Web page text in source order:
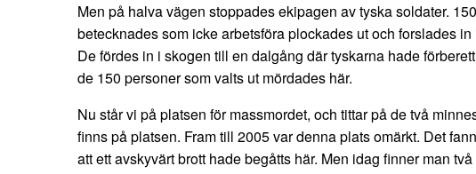
Men på halva vägen stoppades ekipagen av tyska soldater.
betecknades som icke arbetsföra plockades ut och forslades
De fördes in i skogen till en dalgång där tyskarna hade
de 150 personer som valts ut mördades här.
Nu står vi på platsen för massmordet, och tittar på de två
finns på platsen. Fram till 2005 var denna plats omärkt. Det
att ett avskyvärt brott hade begåtts här. Men idag finner man två